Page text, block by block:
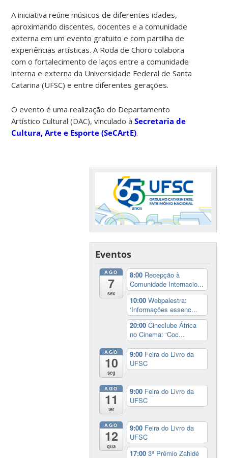
A iniciativa reúne músicos de diferentes idades,
aproximando discentes, docentes e a comunidade
externa em um evento gratuito e com partilha de
experiências artísticas. A Roda de Choro colabora
com o fortalecimento de laços entre a comunidade
interna e externa da Universidade Federal de Santa
Catarina (UFSC) e entre diferentes gerações.
O evento é uma realização do Departamento
Artístico Cultural (DAC), vinculado àSecretaria de
Cultura, Arte e Esporte (SeCArtE).
Eventos
AGO
7
sex
8:00 Recepção à
Comunidade Internacio...
10:00Webpalestra:
‘Informações essenc...
20:00Cineclube África
no Cinema: ‘Coc...
AGO
10
seg
9:00 Feira do Livro da
UFSC
AGO
11
ter
9:00 Feira do Livro da
UFSC
AGO
12
qua
9:00 Feira do Livro da
UFSC
17:003º Prêmio Zahidé